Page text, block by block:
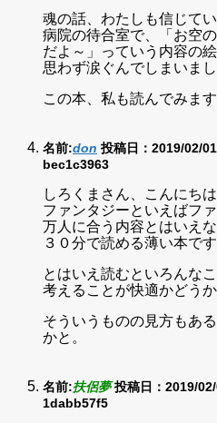
魂の話、わたしも信じて
病院の待合室で、「お空
だよ～」っていう内容の絵
思わず涙ぐんでしまいま
この本、私も読んでみます
名前:don 投稿日：2019/02/
bec1c3963
しろくまさん、こんにち
ファンタジーといえばフ
万人に合う内容とはいえ
３０分で読める薄い本です
とはいえ読むといろんな
考えることが快適かどう
そういうものの見方もあ
かと。
名前:扶侶夢 投稿日：2019/
1dabb57f5